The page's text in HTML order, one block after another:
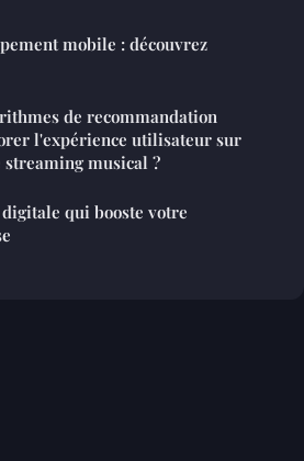
mobile : découvrez
de recommandation
l'expérience utilisateur sur
musical ?
qui booste votre